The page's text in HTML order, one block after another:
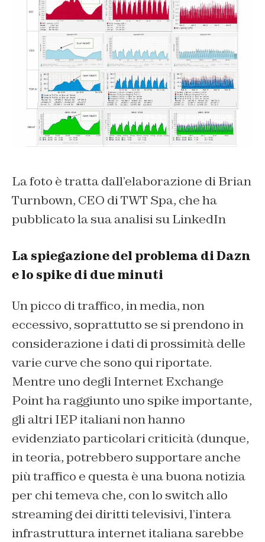
La foto è tratta dall’elaborazione di Brian
Turnbown, CEO di TWT Spa, che ha
pubblicato la sua analisi su LinkedIn
La spiegazione del problema di Dazn
e lo spike di due minuti
Un picco di traffico, in media, non
eccessivo, soprattutto se si prendono in
considerazione i dati di prossimità delle
varie curve che sono qui riportate.
Mentre uno degli Internet Exchange
Point ha raggiunto uno spike importante,
gli altri IEP italiani non hanno
evidenziato particolari criticità (dunque,
in teoria, potrebbero supportare anche
più traffico e questa è una buona notizia
per chi temeva che, con lo switch allo
streaming dei diritti televisivi, l’intera
infrastruttura internet italiana sarebbe